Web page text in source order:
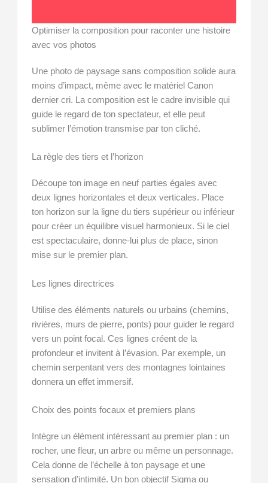
Optimiser la composition pour raconter une histoire
avec vos photos
Une photo de paysage sans composition solide aura
moins d’impact, même avec le matériel Canon
dernier cri. La composition est le cadre invisible qui
guide le regard de ton spectateur, et elle peut
sublimer l’émotion transmise par ton cliché.
La règle des tiers et l’horizon
Découpe ton image en neuf parties égales avec
deux lignes horizontales et deux verticales. Place
ton horizon sur la ligne du tiers supérieur ou inférieur
pour créer un équilibre visuel harmonieux. Si le ciel
est spectaculaire, donne-lui plus de place, sinon
mise sur le premier plan.
Les lignes directrices
Utilise des éléments naturels ou urbains (chemins,
rivières, murs de pierre, ponts) pour guider le regard
vers un point focal. Ces lignes créent de la
profondeur et invitent à l’évasion. Par exemple, un
chemin serpentant vers des montagnes lointaines
donnera un effet immersif.
Choix des points focaux et premiers plans
Intègre un élément intéressant au premier plan : un
rocher, une fleur, un arbre ou même un personnage.
Cela donne de l’échelle à ton paysage et une
sensation d’intimité. Un bon objectif Sigma ou